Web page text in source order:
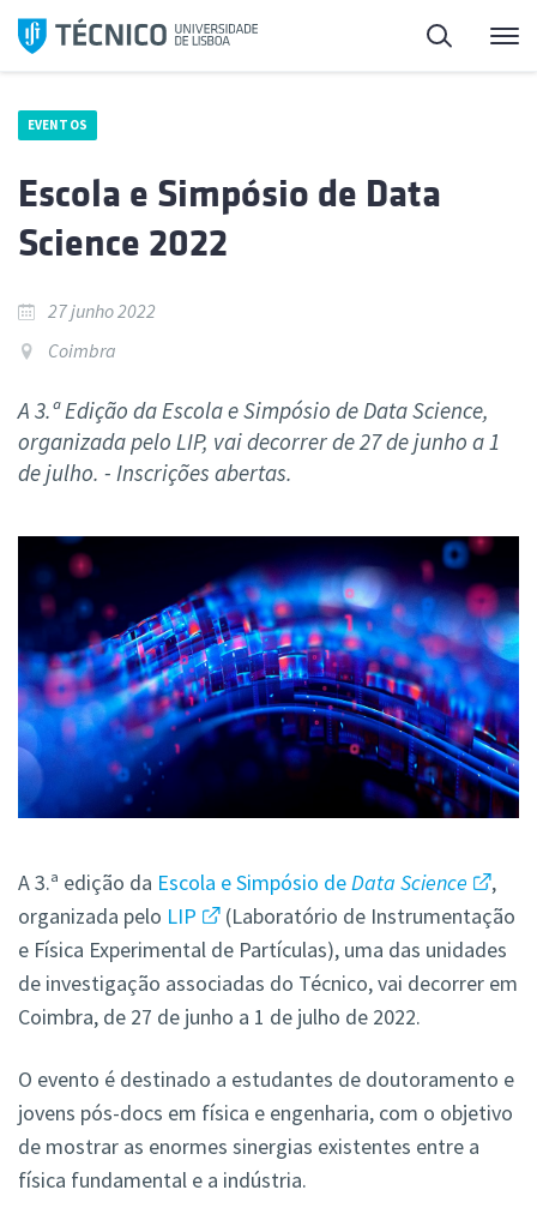
Saltar
para
Pesquisa
EVENTOS
Escola e Simpósio de Data
Science 2022
27 junho 2022
Coimbra
A 3.ª Edição da Escola e Simpósio de Data Science,
organizada pelo LIP, vai decorrer de 27 de junho a 1
de julho. - Inscrições abertas.
A 3.ª edição da Escola e Simpósio deData Science
,
organizada pelo LIP
(Laboratório de Instrumentação
e Física Experimental de Partículas), uma das unidades
de investigação associadas do Técnico, vai decorrer em
Coimbra, de 27 de junho a 1 de julho de 2022.
O evento é destinado a estudantes de doutoramento e
jovens pós-docs em física e engenharia, com o objetivo
de mostrar as enormes sinergias existentes entre a
física fundamental e a indústria.